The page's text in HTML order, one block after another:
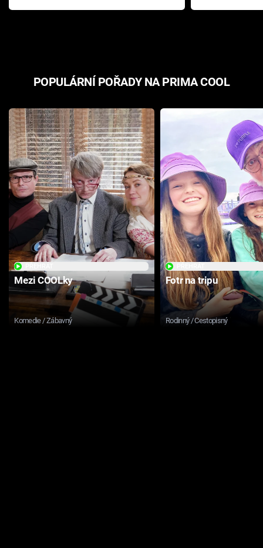
Pottera přišla s ráznou
přichází s
POPULÁRNÍ POŘADY NA PRIMA COOL
Mezi COOLky
Komedie / Zábavný
Fotr na tripu
Rodinný / Cestopisný